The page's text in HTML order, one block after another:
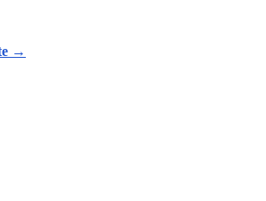
→